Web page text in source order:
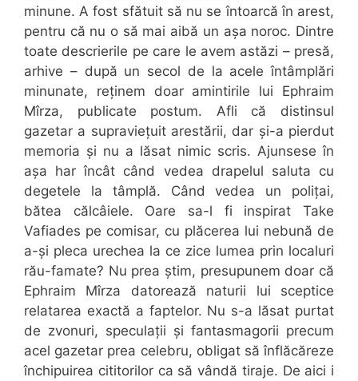
minune. A fost sfătuit să nu se întoarcă în arest,
pentru că nu o să mai aibă un așa noroc. Dintre
toate descrierile pe care le avem astăzi – presă,
arhive – după un secol de la acele întâmplări
minunate, reținem doar amintirile lui Ephraim
Mîrza, publicate postum. Afli că distinsul
gazetar a supraviețuit arestării, dar și-a pierdut
memoria și nu a lăsat nimic scris. Ajunsese în
așa har încât când vedea drapelul saluta cu
degetele la tâmplă. Când vedea un polițai,
bătea călcâiele. Oare sa-l fi inspirat Take
Vafiades pe comisar, cu plăcerea lui nebună de
a-și pleca urechea la ce zice lumea prin localuri
rău-famate? Nu prea știm, presupunem doar că
Ephraim Mîrza datorează naturii lui sceptice
relatarea exactă a faptelor. Nu s-a lăsat purtat
de zvonuri, speculații și fantasmagorii precum
acel gazetar prea celebru, obligat să înflăcăreze
închipuirea cititorilor ca să vândă tiraje. De aici i